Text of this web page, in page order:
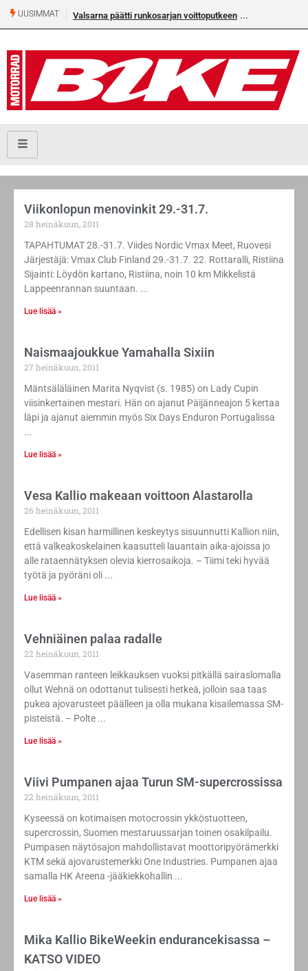
UUSIMMAT Valsarna päätti runkosarjan voittoputkeen
Viikonlopun menovinkit 29.-31.7.
28 heinäkuun, 2011
TAPAHTUMAT 28.-31.7. Viides Nordic Vmax Meet, Ruovesi
Järjestäjä: Vmax Club Finland 29.-31.7. 22. Rottaralli, Ristiina
Sijainti: Löydön kartano, Ristiina, noin 10 km Mikkelistä
Lappeenrannan suuntaan.
Lue lisää »
Naismaajoukkue Yamahalla Sixiin
27 heinäkuun, 2011
Mäntsäläläinen Marita Nyqvist (s. 1985) on Lady Cupin
viisinkertainen mestari. Hän on ajanut Päijänneajon 5 kertaa
läpi ja ajanut aiemmin myös Six Days Enduron Portugalissa
Lue lisää »
Vesa Kallio makeaan voittoon Alastarolla
26 heinäkuun, 2011
Edellisen kisan harmillinen keskeytys sisuunnutti Kallion niin,
että valkeakoskelainen kaasutteli lauantain aika-ajoissa jo
alle rataennätyksen olevia kierrosaikoja. – Tiimi teki hyvää
työtä ja pyöräni oli
Lue lisää »
Vehniäinen palaa radalle
22 heinäkuun, 2011
Vasemman ranteen leikkauksen vuoksi pitkällä sairaslomalla
ollut Wehnä on odottanut tulisesti hetkeä, jolloin saa taas
pukea ajovarusteet päälleen ja olla mukana kisailemassa SM-
pisteistä. – Polte
Lue lisää »
Viivi Pumpanen ajaa Turun SM-supercrossissa
22 heinäkuun, 2011
Kyseessä on kotimaisen motocrossin ykköstuotteen,
supercrossin, Suomen mestaruussarjan toinen osakilpailu.
Pumpasen näytösajon mahdollistavat moottoripyörämerkki
KTM sekä ajovarustemerkki One Industries. Pumpanen ajaa
samalla HK Areena -jääkiekkohallin
Lue lisää »
Mika Kallio BikeWeekin endurancekisassa –
KATSO VIDEO